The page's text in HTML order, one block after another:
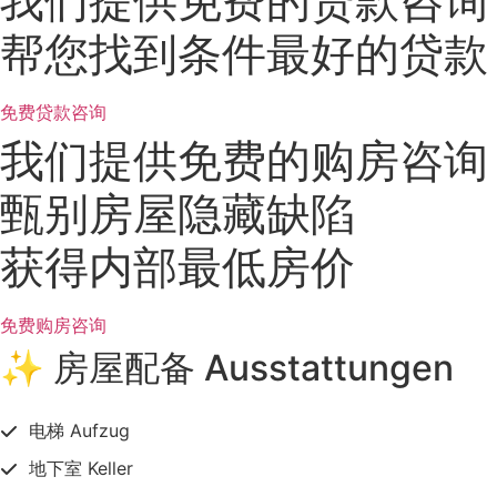
帮您找到条件最好的贷款
免费贷款咨询
我们提供免费的购房咨询
甄别房屋隐藏缺陷
获得内部最低房价
免费购房咨询
✨ 房屋配备 Ausstattungen
电梯 Aufzug
地下室 Keller